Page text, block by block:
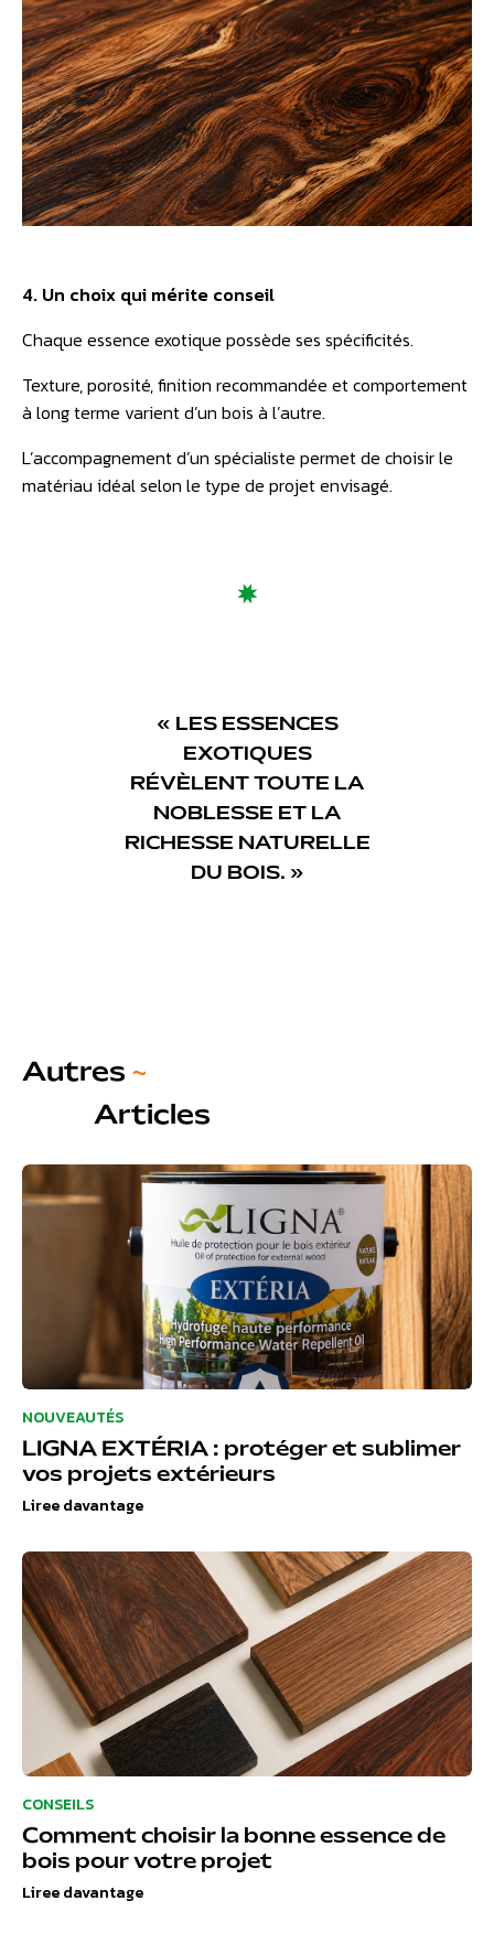
4. Un choix qui mérite conseil
Chaque essence exotique possède ses spécificités.
Texture, porosité, finition recommandée et comportement
à long terme varient d’un bois à l’autre.
L’accompagnement d’un spécialiste permet de choisir le
matériau idéal selon le type de projet envisagé.
« LES ESSENCES
EXOTIQUES
RÉVÈLENT TOUTE LA
NOBLESSE ET LA
RICHESSE NATURELLE
DU BOIS. »
Autres ~
Articles
NOUVEAUTÉS
LIGNA EXTÉRIA : protéger et sublimer
vos projets extérieurs
Liree davantage
CONSEILS
Comment choisir la bonne essence de
bois pour votre projet
Liree davantage